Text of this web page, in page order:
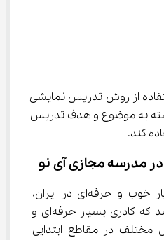
استفاده از روش تدریس نمایشی
از این روش‌ها بسته به موضوع و هدف تدریس
کند.
مدرسه مجازی آی نو
یکی از مدارس مجازی بسیار خوب و حرفه‌ای در ایران،
مدرسه مجازی آی نو می‌باشد که کادری بسیار حرفه‌ای و
در مقاطع ابتدایی